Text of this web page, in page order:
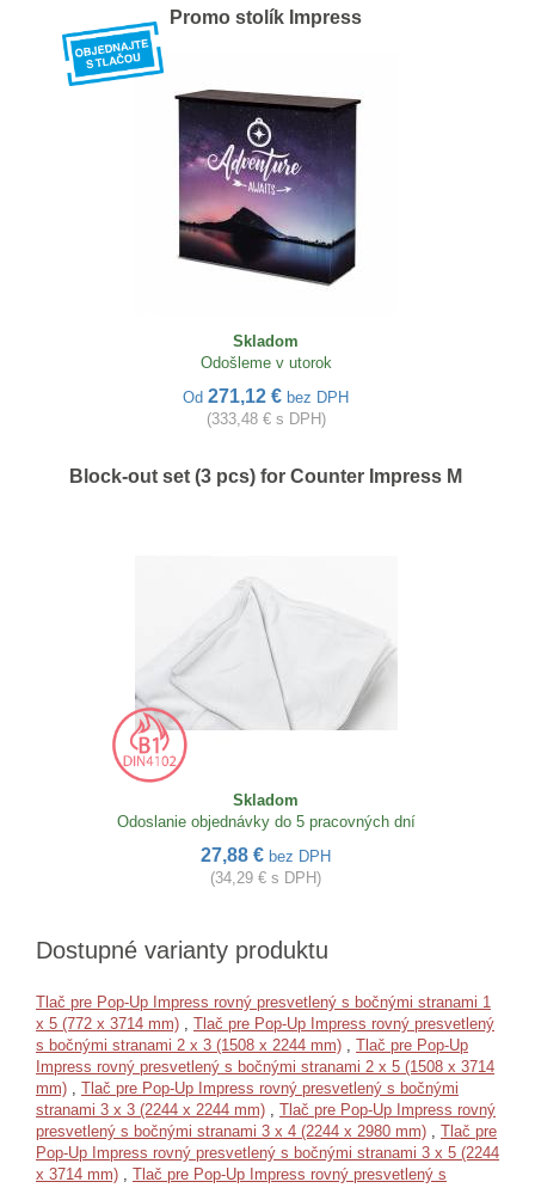
Promo stolík Impress
Skladom
Odošleme v utorok
Od 271,12 € bez DPH
(333,48 € s DPH)
Block-out set (3 pcs) for Counter Impress M
Skladom
Odoslanie objednávky do 5 pracovných dní
27,88 € bez DPH
(34,29 € s DPH)
Dostupné varianty produktu
Tlač pre Pop-Up Impress rovný presvetlený s bočnými stranami 1
x 5 (772 x 3714 mm) , Tlač pre Pop-Up Impress rovný presvetlený
s bočnými stranami 2 x 3 (1508 x 2244 mm) , Tlač pre Pop-Up
Impress rovný presvetlený s bočnými stranami 2 x 5 (1508 x 3714
mm) , Tlač pre Pop-Up Impress rovný presvetlený s bočnými
stranami 3 x 3 (2244 x 2244 mm) , Tlač pre Pop-Up Impress rovný
presvetlený s bočnými stranami 3 x 4 (2244 x 2980 mm) , Tlač pre
Pop-Up Impress rovný presvetlený s bočnými stranami 3 x 5 (2244
x 3714 mm) , Tlač pre Pop-Up Impress rovný presvetlený s